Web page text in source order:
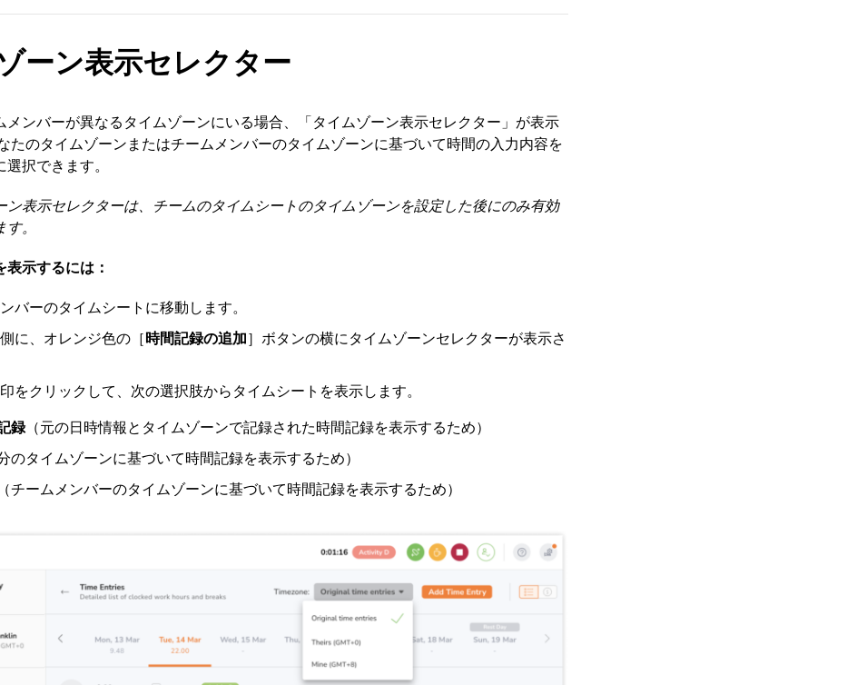
ーン表示セレクター
メンバーが異なるタイムゾーンにいる場合、「タイムゾーン表示セレクター」が表示
たのタイムゾーンまたはチームメンバーのタイムゾーンに基づいて時間の入力内容を
択できます。
ン表示セレクターは、チームのタイムシートのタイムゾーンを設定した後にのみ有効
。
示するには：
バーのタイムシートに移動します。
に、オレンジ色の［時間記録の追加］ボタンの横にタイムゾーンセレクターが表示さ
をクリックして、次の選択肢からタイムシートを表示します。
録（元の日時情報とタイムゾーンで記録された時間記録を表示するため）
のタイムゾーンに基づいて時間記録を表示するため）
（チームメンバーのタイムゾーンに基づいて時間記録を表示するため）